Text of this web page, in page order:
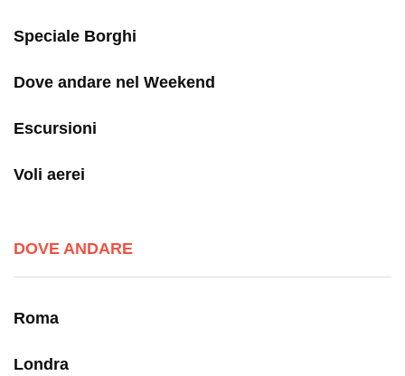
Speciale Borghi
Dove andare nel Weekend
Escursioni
Voli aerei
DOVE ANDARE
Roma
Londra